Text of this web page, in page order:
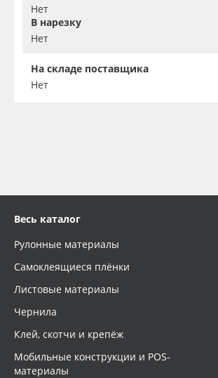
Нет
В нарезку
Нет
На складе поставщика
Нет
Весь каталог
Рулонные материалы
Самоклеящиеся плёнки
Листовые материалы
Чернила
Клей, скотчи и крепёж
Мобильные конструкции и POS-
материалы